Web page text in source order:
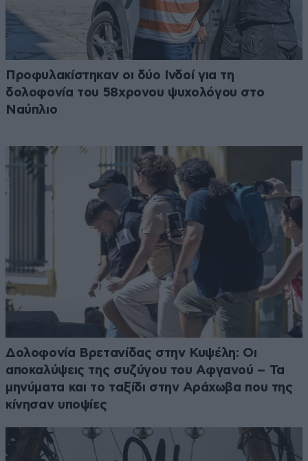
Προφυλακίστηκαν οι δύο Ινδοί για τη
δολοφονία του 58χρονου ψυχολόγου στο
Ναύπλιο
Δολοφονία Βρετανίδας στην Κυψέλη: Οι
αποκαλύψεις της συζύγου του Αφγανού – Τα
μηνύματα και το ταξίδι στην Αράχωβα που της
κίνησαν υποψίες